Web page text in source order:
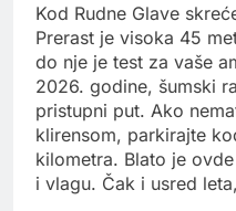
Kod Rudne Glave
Prerast je visoka 45
do nje je test za vaše
2026. godine, šumski
pristupni put. Ako
klirensom, parkirajte
kilometra. Blato je
i vlagu. Čak i usred